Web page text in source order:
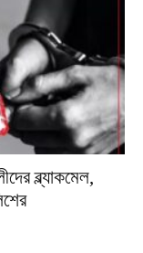
ব্ল্যাকমেল,